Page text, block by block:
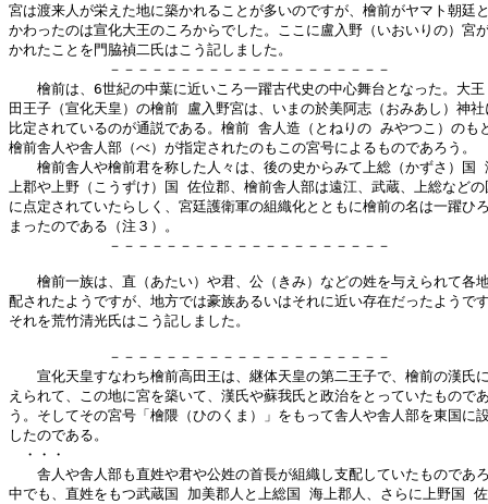
宮は渡来人が栄えた地に築かれることが多いのですが、檜前がヤマト朝廷
かわったのは宣化大王のころからでした。ここに盧入野（いおいりの）宮
かれたことを門脇禎二氏はこう記しました。
－－－－－－－－－－－－－－－－－－－－
檜前は、6世紀の中葉に近いころ一躍古代史の中心舞台となった。大
田王子（宣化天皇）の檜前 盧入野宮は、いまの於美阿志（おみあし）神社
比定されているのが通説である。檜前 舎人造（とねりの みやつこ）のも
檜前舎人や舎人部（べ）が指定されたのもこの宮号によるものであろう。
檜前舎人や檜前君を称した人々は、後の史からみて上総（かずさ）国
上郡や上野（こうずけ）国 佐位郡、檜前舎人部は遠江、武蔵、上総などの
に点定されていたらしく、宮廷護衛軍の組織化とともに檜前の名は一躍ひ
まったのである（注３）。
－－－－－－－－－－－－－－－－－－－－
檜前一族は、直（あたい）や君、公（きみ）などの姓を与えられて各
配されたようですが、地方では豪族あるいはそれに近い存在だったようで
それを荒竹清光氏はこう記しました。
－－－－－－－－－－－－－－－－－－－－
宣化天皇すなわち檜前高田王は、継体天皇の第二王子で、檜前の漢氏
えられて、この地に宮を築いて、漢氏や蘇我氏と政治をとっていたもので
う。そしてその宮号「檜隈（ひのくま）」をもって舎人や舎人部を東国に
したのである。
・・・
舎人や舎人部も直姓や君や公姓の首長が組織し支配していたものであ
中でも、直姓をもつ武蔵国 加美郡人と上総国 海上郡人、さらに上野国